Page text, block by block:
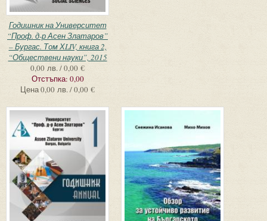
Годишник на Университет
“Проф. д-р Асен Златаров”
– Бургас. Том ХLIV, книга 2,
“Обществени науки”, 2015
0,00 лв. / 0,00 €
Отстъпка: 0,00
Цена0,00 лв. / 0,00 €